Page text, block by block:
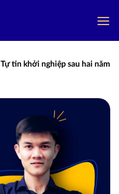
Tự tin khởi nghiệp sau hai năm